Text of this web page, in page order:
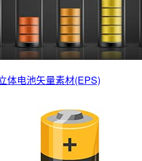
体电池矢量素材(EPS)